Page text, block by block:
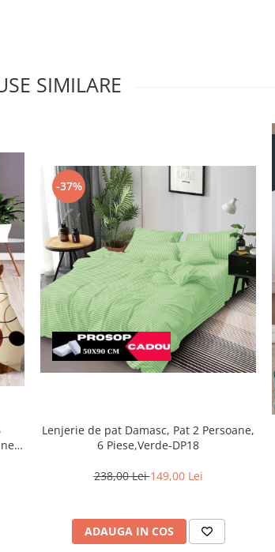
SIMILARE
-37%
Lenjerie de pat Damasc, Pat 2 Persoane,
6 Piese,Verde-DP18
238,00 Lei149,00 Lei
ADAUGA IN COS